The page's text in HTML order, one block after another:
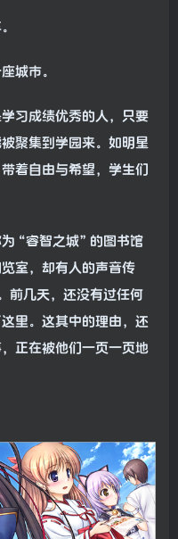
城市。
习成绩优秀的人，只要
聚集到学园来。如明星
着自由与希望，学生们
“睿智之城”的图书馆
室，却有人的声音传
前几天，还没有过任何
里。这其中的理由，还
正在被他们一页一页地